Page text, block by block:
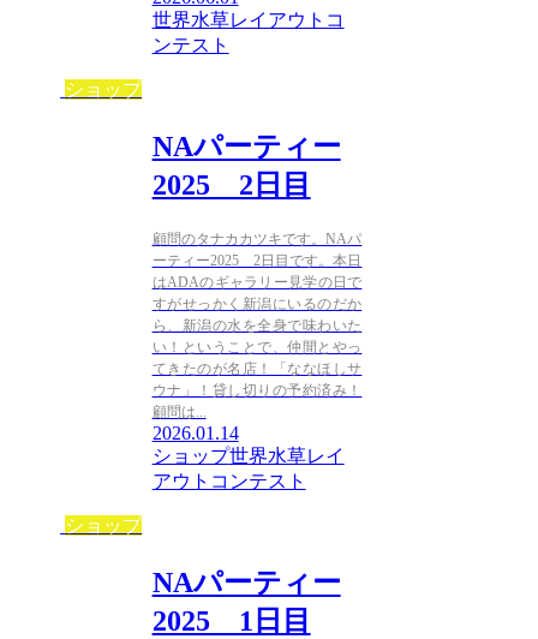
世界水草レイアウトコ
ンテスト
ショップ
NAパーティー
2025 2日目
顧問のタナカカツキです。NAパ
ーティー2025 2日目です。本日
はADAのギャラリー見学の日で
すがせっかく新潟にいるのだか
ら、新潟の水を全身で味わいた
い！ということで、仲間とやっ
てきたのが名店！「ななほしサ
ウナ」！貸し切りの予約済み！
顧問は...
2026.01.14
ショップ世界水草レイ
アウトコンテスト
ショップ
NAパーティー
2025 1日目